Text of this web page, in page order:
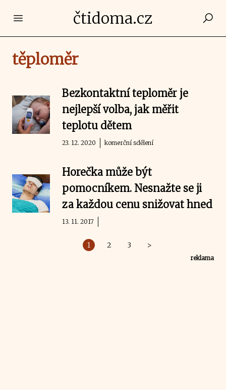
Open main menučtidoma.cz
těploměr
Bezkontaktní teploměr je
nejlepší volba, jak měřit
teplotu dětem
23. 12. 2020 komerční sdělení
Horečka může být
pomocníkem. Nesnažte se ji
za každou cenu snižovat hned
13. 11. 2017
1 2 3 >
reklama